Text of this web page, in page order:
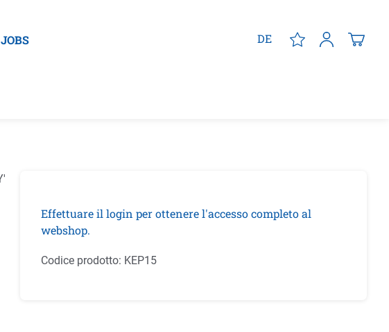
JOBS DE
Effettuare il login per ottenere l'accesso completo al
webshop.
Codice prodotto: KEP15